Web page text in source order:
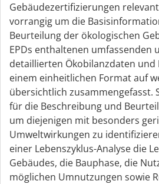
Gebäudezertifizierungen
vorrangig um die
Beurteilung der ökologischen
EPDs enthaltenen umfassenden
detaillierten Ökobilanzdaten
einem einheitlichen Format auf
übersichtlich zusammengefasst.
für die Beschreibung und
um diejenigen mit besonders
Umweltwirkungen zu
einer Lebenszyklus-Analyse die
Gebäudes, die Bauphase, die
möglichen Umnutzungen sowie